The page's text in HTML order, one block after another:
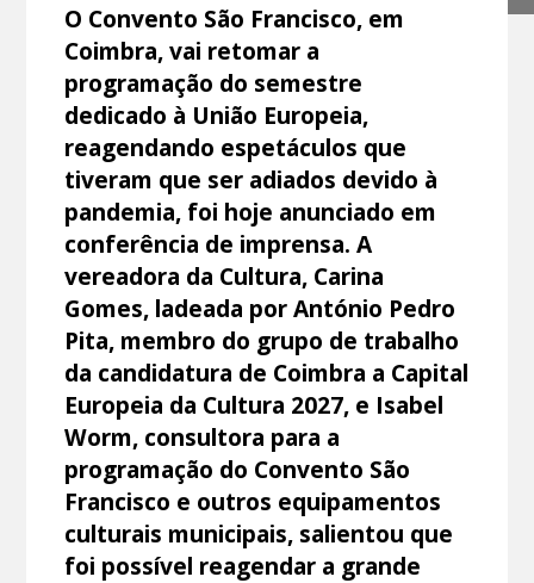
O Convento São Francisco, em
Coimbra, vai retomar a
programação do semestre
dedicado à União Europeia,
reagendando espetáculos que
tiveram que ser adiados devido à
pandemia, foi hoje anunciado em
conferência de imprensa. A
vereadora da Cultura, Carina
Gomes, ladeada por António Pedro
Pita, membro do grupo de trabalho
da candidatura de Coimbra a Capital
Europeia da Cultura 2027, e Isabel
Worm, consultora para a
programação do Convento São
Francisco e outros equipamentos
culturais municipais, salientou que
foi possível reagendar a grande